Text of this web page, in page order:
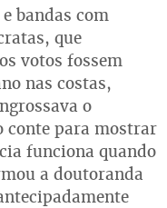
bandas com
que
votos fossem
nas costas,
o
conte para mostrar
funciona quando
a doutoranda